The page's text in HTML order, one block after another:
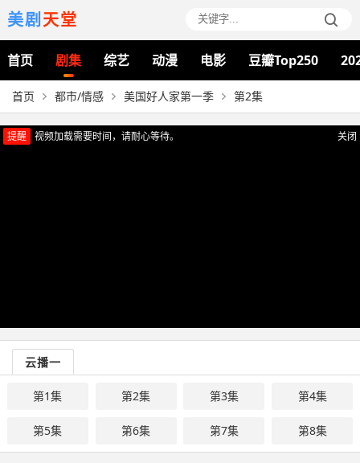
美剧天堂
首页 剧集 综艺 动漫 电影 豆瓣Top250
首页 都市/情感 美国好人家第一季 第2集
关闭
提醒
视频加载需要时间，请耐心等待。
云播一
第1集 第2集 第3集 第4集
第5集 第6集 第7集 第8集